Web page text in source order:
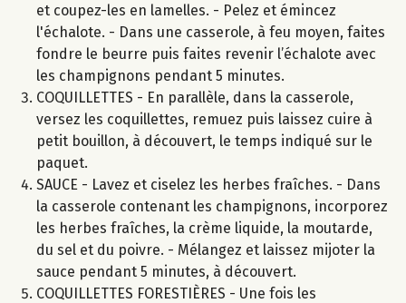
et coupez-les en lamelles. - Pelez et émincez
l'échalote. - Dans une casserole, à feu moyen, faites
fondre le beurre puis faites revenir l’échalote avec
les champignons pendant 5 minutes.
COQUILLETTES - En parallèle, dans la casserole,
versez les coquillettes, remuez puis laissez cuire à
petit bouillon, à découvert, le temps indiqué sur le
paquet.
SAUCE - Lavez et ciselez les herbes fraîches. - Dans
la casserole contenant les champignons, incorporez
les herbes fraîches, la crème liquide, la moutarde,
du sel et du poivre. - Mélangez et laissez mijoter la
sauce pendant 5 minutes, à découvert.
COQUILLETTES FORESTIÈRES - Une fois les